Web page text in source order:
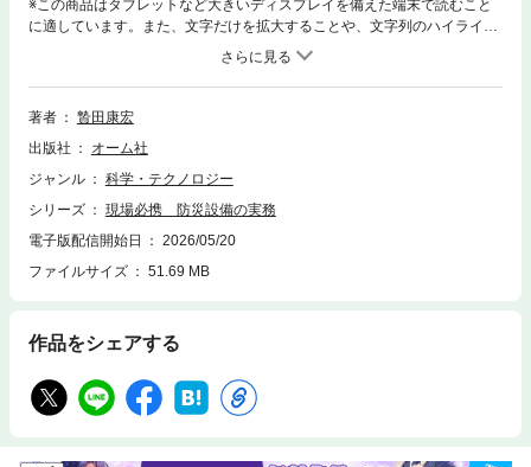
※この商品はタブレットなど大きいディスプレイを備えた端末で読むこと
に適しています。また、文字だけを拡大することや、文字列のハイライ
ト、検索、辞書の参照、引用などの機能が使用できません。※この電子書
籍は紙版書籍のページデザインで制作した固定レイアウトです。現場必携
シリーズ初刊消防設備全体を電気側(弱電)の視点で解説した現場実務書で
す。火災報知設備メーカーで永年施工現場に従事している著者が、実務経
場で役立つ技術的事柄を図や写真を豊富に用いて分かりやすく、本音を交
えて解説。現場のリアルが分かります。※資格と実務の内容はリンクしな
プ本として位置づけています。基本編 【火報屋】1 章 建築基準法と消防法
2 章 自動火災報知設備応用編 【防災屋】1 章 消防用設備2 章 自動火災報
価制度
著者
贄田康宏
出版社
オーム社
ジャンル
科学・テクノロジー
シリーズ
現場必携 防災設備の実務
電子版配信開始日
2026/05/20
ファイルサイズ
51.69 MB
作品をシェアする